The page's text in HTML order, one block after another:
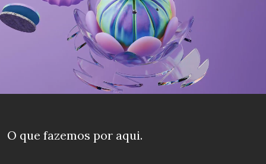
formacao@critec.pt
Oportunidades de Financiación
Un servicio completode apoyo a la
O que fazemos por aqui.